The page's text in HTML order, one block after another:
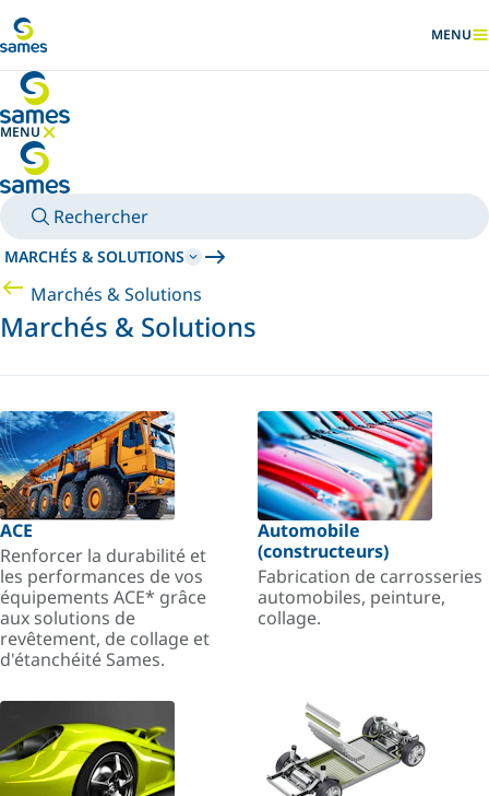
MENU
MENU
MASQUER LE MENU
Rechercher
MARCHÉS & SOLUTIONS
Marchés & Solutions
Marchés & Solutions
ACE
Renforcer la durabilité et
les performances de vos
équipements ACE* grâce
aux solutions de
revêtement, de collage et
d'étanchéité Sames.
Automobile
(constructeurs)
Fabrication de carrosseries
automobiles, peinture,
collage.